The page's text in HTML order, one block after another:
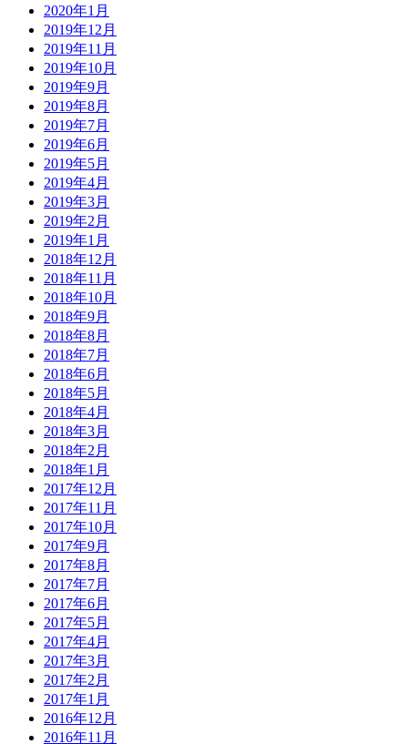
2020年1月
2019年12月
2019年11月
2019年10月
2019年9月
2019年8月
2019年7月
2019年6月
2019年5月
2019年4月
2019年3月
2019年2月
2019年1月
2018年12月
2018年11月
2018年10月
2018年9月
2018年8月
2018年7月
2018年6月
2018年5月
2018年4月
2018年3月
2018年2月
2018年1月
2017年12月
2017年11月
2017年10月
2017年9月
2017年8月
2017年7月
2017年6月
2017年5月
2017年4月
2017年3月
2017年2月
2017年1月
2016年12月
2016年11月